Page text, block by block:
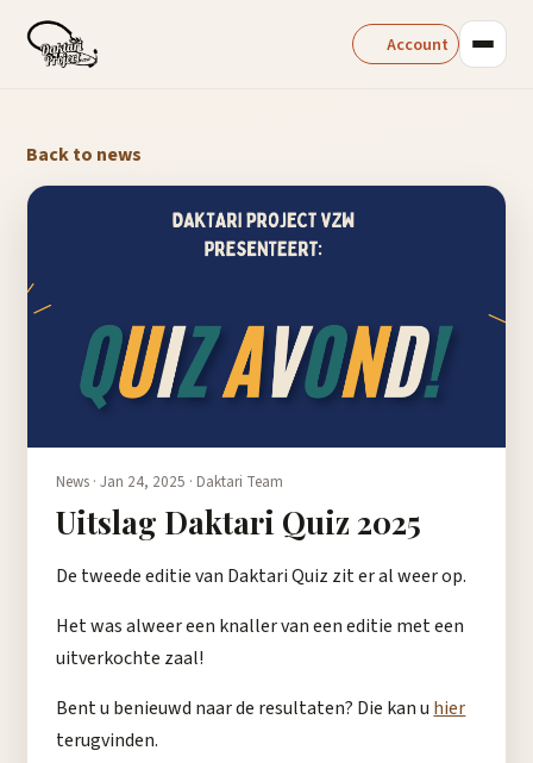
Account
Back to news
News ·Jan 24, 2025 · Daktari Team
Uitslag Daktari Quiz 2025
De tweede editie van Daktari Quiz zit er al weer op.
Het was alweer een knaller van een editie met een
uitverkochte zaal!
Bent u benieuwd naar de resultaten? Die kan u hier
terugvinden.